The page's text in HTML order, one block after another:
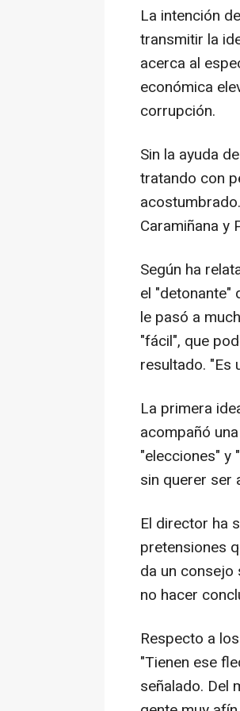
La intención
transmitir la
acerca al
económica
corrupción.
Sin la ayuda
tratando con
Caramiñana y
Según ha
el "detonante"
le pasó a
"fácil", que
resultado. "Es
La primera
acompañó
"elecciones" y
sin querer ser
El director ha
pretensiones
da un consejo
no hacer
Respecto a
"Tienen ese
señalado. Del